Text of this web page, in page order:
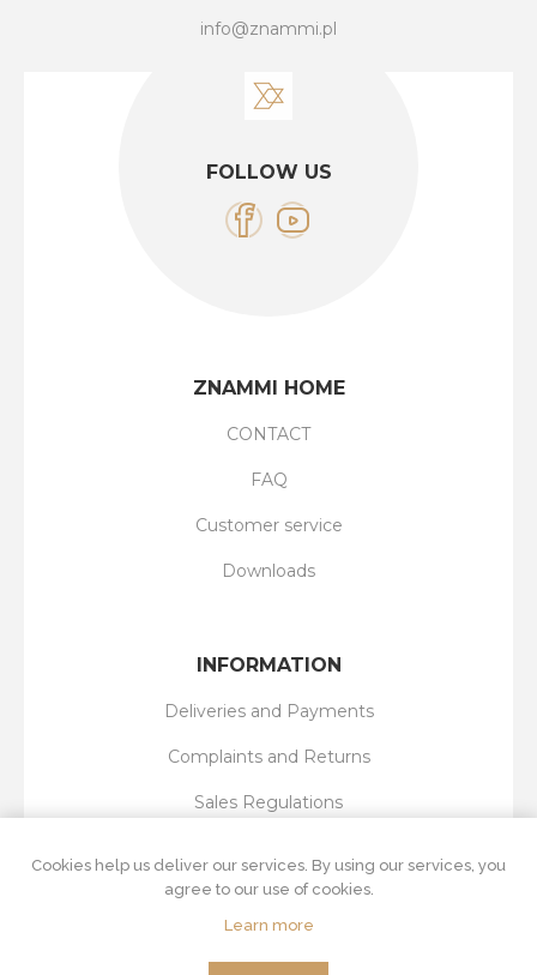
info@znammi.pl
FOLLOW US
ZNAMMI HOME
CONTACT
FAQ
Customer service
Downloads
INFORMATION
Deliveries and Payments
Complaints and Returns
Sales Regulations
Cookies help us deliver our services. By using our services, you
agree to our use of cookies.
Learn more